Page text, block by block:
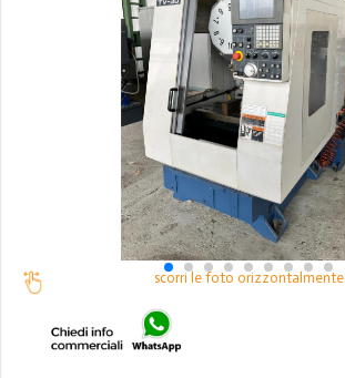
scorri le foto orizzontalmente